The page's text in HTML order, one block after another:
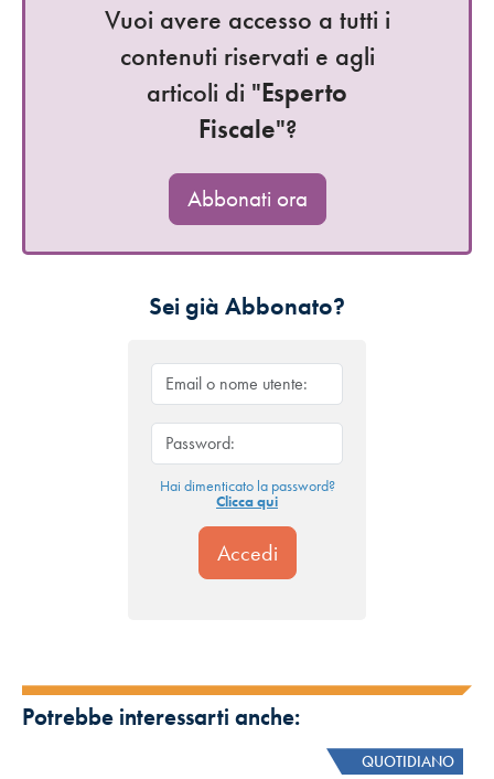
Vuoi avere accesso a tutti i
contenuti riservati e agli
articoli di "Esperto
Fiscale"?
Abbonati ora
Sei già Abbonato?
Hai dimenticato la password?
Clicca qui
Potrebbe interessarti anche:
QUOTIDIANO